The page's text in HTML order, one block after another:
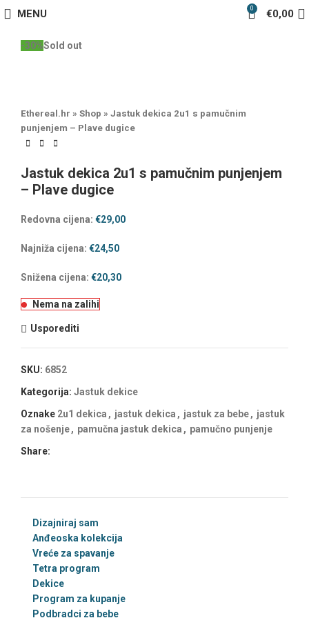
MENU 0 €0,00
-30%Sold out
Ethereal.hr » Shop » Jastuk dekica 2u1 s pamučnim
punjenjem – Plave dugice
Jastuk dekica 2u1 s pamučnim punjenjem
– Plave dugice
Redovna cijena: €29,00
Najniža cijena: €24,50
Snižena cijena: €20,30
Nema na zalihi
Usporediti
SKU: 6852
Kategorija: Jastuk dekice
Oznake 2u1 dekica , jastuk dekica , jastuk za bebe, jastuk
za nošenje, pamučna jastuk dekica , pamučno punjenje
Share:
Dizajniraj sam
Anđeoska kolekcija
Vreće za spavanje
Tetra program
Dekice
Program za kupanje
Podbradci za bebe